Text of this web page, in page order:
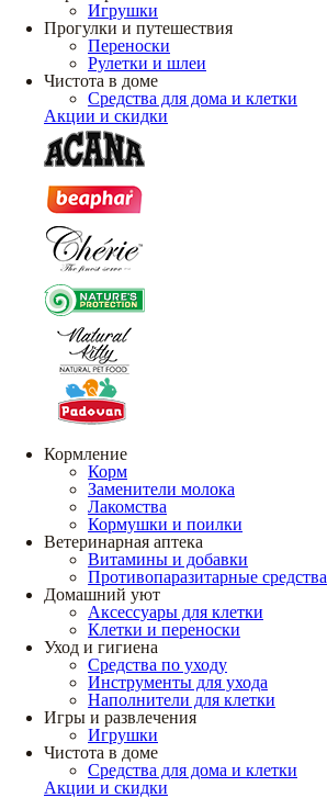
Игрушки
Прогулки и путешествия
Переноски
Рулетки и шлеи
Чистота в доме
Средства для дома и клетки
Акции и скидки
Кормление
Корм
Заменители молока
Лакомства
Кормушки и поилки
Ветеринарная аптека
Витамины и добавки
Противопаразитарные средства
Домашний уют
Аксессуары для клетки
Клетки и переноски
Уход и гигиена
Средства по уходу
Инструменты для ухода
Наполнители для клетки
Игры и развлечения
Игрушки
Чистота в доме
Средства для дома и клетки
Акции и скидки